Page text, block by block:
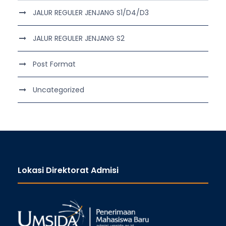
JALUR REGULER JENJANG S1/D4/D3
JALUR REGULER JENJANG S2
Post Format
Uncategorized
Lokasi Direktorat Admisi